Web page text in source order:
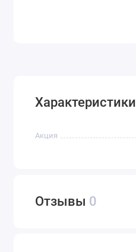
Характеристики
Акция
Отзывы 0